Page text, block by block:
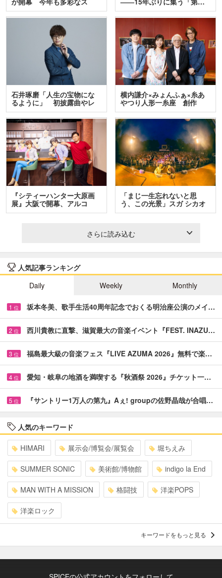
テ…
石井琢磨「人生の宝物にな
るように」 初披露曲やレ
ア…
横内謙介×みょんふぁ×糸あ
やつり人形一糸座 創作
人…
『シティーハンター大原画
展』大阪で開幕、アルコ
＆…
「まじ一生忘れないと思
う、この光景」スガ シカオ
と…
さらに読み込む
人気記事ランキング
Daily
Weekly Monthly
1 位 坂本冬美、歌手生活40周年記念でおくる明治座公演のメイ…
2 位 西川貴教に直撃、滋賀最大の音楽イベント『FEST. INAZU…
3 位 福島最大級の音楽フェス『LIVE AZUMA 2026』無料で楽…
4 位 愛知・岐阜の地酒を満喫する『秋酒祭 2026』チケット一…
5 位 『サントリー1万人の第九』Aぇ! groupの佐野晶哉が合唱…
人気のキーワード
HIMARI 展示会/博覧会/展覧会 堀ちえみ
SUMMER SONIC 美術館/博物館 indigo la End
MAN WITH A MISSION 格闘技 洋楽POPS
洋楽ロック
キーワードをもっと見る